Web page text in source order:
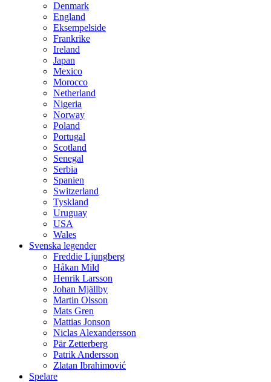
Denmark
England
Eksempelside
Frankrike
Ireland
Japan
Mexico
Morocco
Netherland
Nigeria
Norway
Poland
Portugal
Scotland
Senegal
Serbia
Spanien
Switzerland
Tyskland
Uruguay
USA
Wales
Svenska legender
Freddie Ljungberg
Håkan Mild
Henrik Larsson
Johan Mjällby
Martin Olsson
Mats Gren
Mattias Jonson
Niclas Alexandersson
Pär Zetterberg
Patrik Andersson
Zlatan Ibrahimović
Spelare